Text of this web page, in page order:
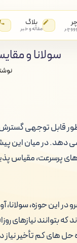
بلاگ
مقاله و خبر
سولانا و
قابل توجهی
دهد. در میان این
پرسرعت، مقیاس
در این حوزه، سولانا،
حل های کم تأخیر نیاز